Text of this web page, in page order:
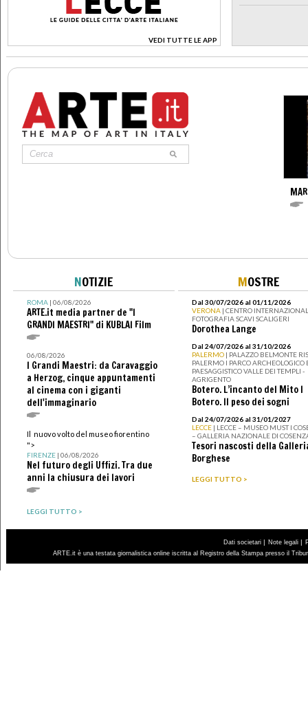
VEDI TUTTE LE APP
>
NOTIZIE
ROMA| 06/08/2026
ARTE.it media partner de "I
GRANDI MAESTRI" di KUBLAI Film
06/08/2026
I Grandi Maestri: da Caravaggio
a Herzog, cinque appuntamenti
al cinema con i giganti
dell'immaginario
Il nuovo volto del museo fiorentino
">
FIRENZE| 06/08/2026
Nel futuro degli Uffizi. Tra due
anni la chiusura dei lavori
LEGGI TUTTO >
MOSTRE
Dal 30/07/2026 al 01/11/2026
VERONA | CENTRO
FOTOGRAFIA SCAVI SCALIGERI
Dorothea Lange
Dal 24/07/2026 al 31/10/2026
PALERMO | PALAZZO BELMONTE
PALERMO I PARCO ARCHEOLOGICO
PAESAGGISTICO VALLE DEI TEMPLI -
AGRIGENTO
Botero. L’incanto del Mito I
Botero. Il peso dei sogni
Dal 24/07/2026 al 31/01/2027
LECCE | LECCE – MUSEO MUST I
– GALLERIA NAZIONALE DI
Tesori nascosti della
Borghese
LEGGI TUTTO >
Dati societari | Note legali |
ARTE.it è una testata giornalistica online iscritta al Registro della Stampa presso il